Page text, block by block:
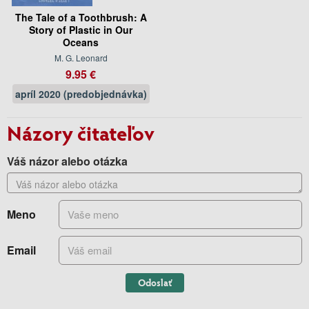
The Tale of a Toothbrush: A
Story of Plastic in Our
Oceans
M. G. Leonard
9.95 €
apríl 2020 (predobjednávka)
Názory čitateľov
Váš názor alebo otázka
Meno
Email
Odoslať